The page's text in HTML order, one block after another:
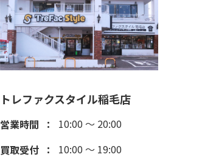
トレファクスタイル稲毛店
営業時間
10:00 ～ 20:00
買取受付
10:00 ～ 19:00